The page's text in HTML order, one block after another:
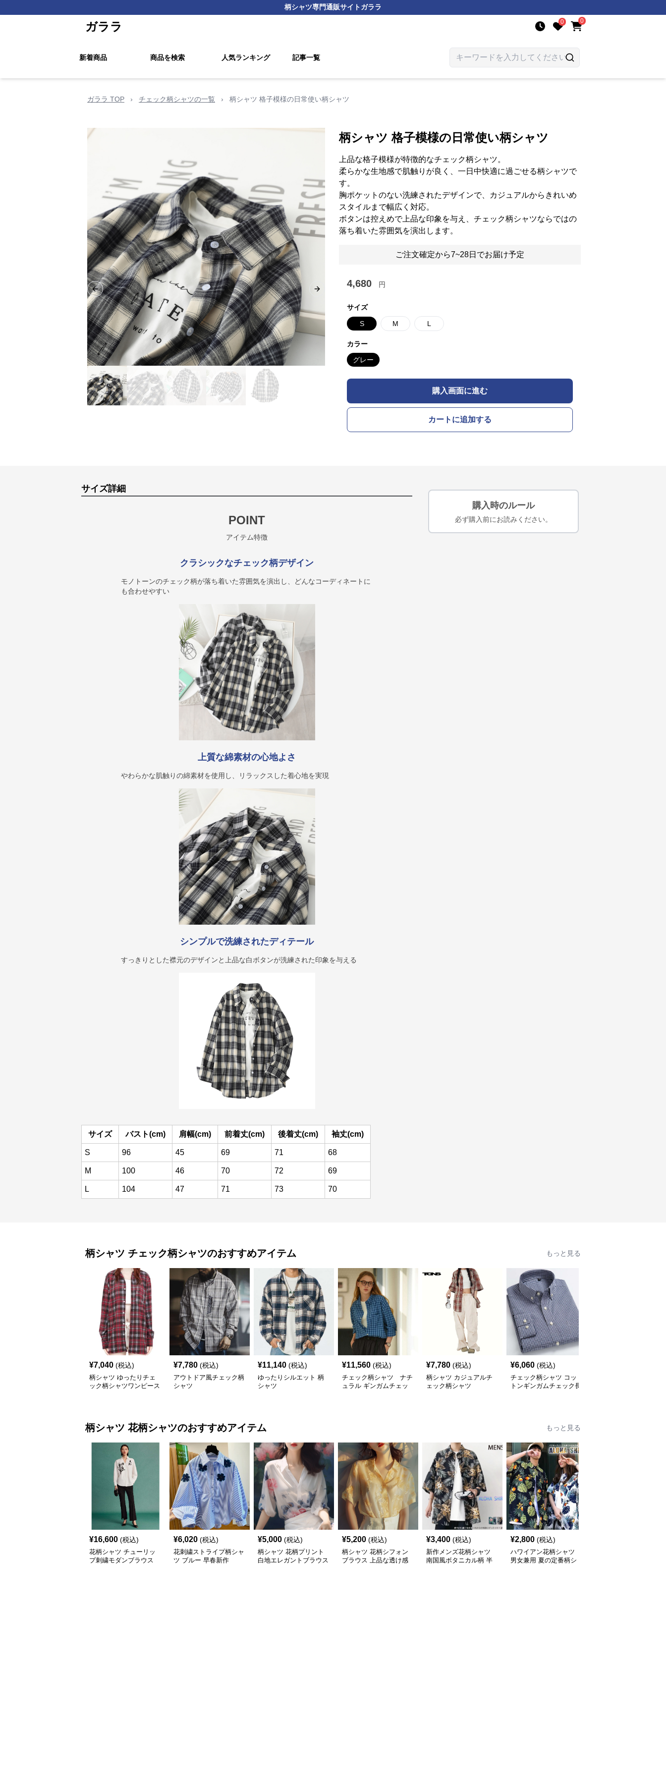
柄シャツ専門通販サイトガララ
ガララ 0 0
新着商品 商品を検索 人気ランキング 記事一覧
ガララ TOP › チェック柄シャツの一覧 › 柄シャツ 格子模様の日常使い柄シャツ
Previous slide Next slide
柄シャツ 格子模様の日常使い柄シャツ
上品な格子模様が特徴的なチェック柄シャツ。
柔らかな生地感で肌触りが良く、一日中快適に過ごせる柄シャツで
す。
胸ポケットのない洗練されたデザインで、カジュアルからきれいめ
スタイルまで幅広く対応。
ボタンは控えめで上品な印象を与え、チェック柄シャツならではの
落ち着いた雰囲気を演出します。
ご注文確定から7~28日でお届け予定
4,680 円
サイズ
S M L
カラー
グレー
購入画面に進む
カートに追加する
サイズ詳細
POINT
アイテム特徴
クラシックなチェック柄デザイン
モノトーンのチェック柄が落ち着いた雰囲気を演出し、どんなコーディネートに
も合わせやすい
上質な綿素材の心地よさ
やわらかな肌触りの綿素材を使用し、リラックスした着心地を実現
シンプルで洗練されたディテール
すっきりとした襟元のデザインと上品な白ボタンが洗練された印象を与える
サイズ バスト(cm) 肩幅(cm) 前着丈(cm) 後着丈(cm) 袖丈(cm)
S 96 45 69 71 68
M 100 46 70 72 69
L 104 47 71 73 70
購入時のルール
必ず購入前にお読みください。
柄シャツ チェック柄シャツのおすすめアイテム もっと見る
¥7,040 (税込)
柄シャツ ゆったりチェ
ック柄シャツワンピース
¥7,780 (税込)
アウトドア風チェック柄
シャツ
¥11,140 (税込)
ゆったりシルエット 柄
シャツ
¥11,560 (税込)
チェック柄シャツ ナチ
ュラル ギンガムチェッ
¥7,780 (税込)
柄シャツ カジュアルチ
ェック柄シャツ
¥6,060 (税込)
チェック柄シャツ コッ
トンギンガムチェック長
柄シャツ 花柄シャツのおすすめアイテム もっと見る
¥16,600 (税込)
花柄シャツ チューリッ
プ刺繍モダンブラウス
¥6,020 (税込)
花刺繍ストライプ柄シャ
ツ ブルー 早春新作
¥5,000 (税込)
柄シャツ 花柄プリント
白地エレガントブラウス
¥5,200 (税込)
柄シャツ 花柄シフォン
ブラウス 上品な透け感
¥3,400 (税込)
新作メンズ花柄シャツ
南国風ボタニカル柄 半
¥2,800 (税込)
ハワイアン花柄シャツ
男女兼用 夏の定番柄シ